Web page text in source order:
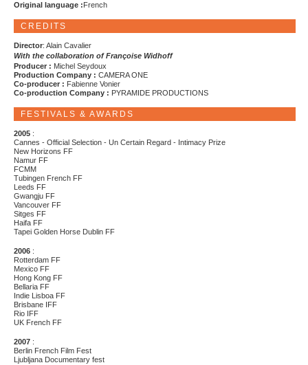
Original language : French
CREDITS
Director: Alain Cavalier
With the collaboration of Françoise Widhoff
Producer : Michel Seydoux
Production Company : CAMERA ONE
Co-producer : Fabienne Vonier
Co-production Company : PYRAMIDE PRODUCTIONS
FESTIVALS & AWARDS
2005 :
Cannes - Official Selection - Un Certain Regard - Intimacy Prize
New Horizons FF
Namur FF
FCMM
Tubingen French FF
Leeds FF
Gwangju FF
Vancouver FF
Sitges FF
Haifa FF
Tapei Golden Horse Dublin FF
2006 :
Rotterdam FF
Mexico FF
Hong Kong FF
Bellaria FF
Indie Lisboa FF
Brisbane IFF
Rio IFF
UK French FF
2007 :
Berlin French Film Fest
Ljubljana Documentary fest